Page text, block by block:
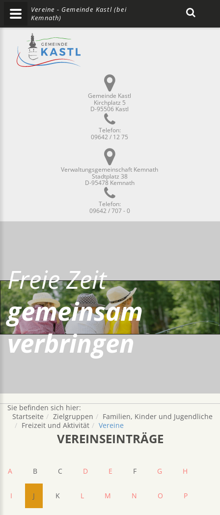
Gemeinde Kastl
Kirchplatz 5
D-95506 Kastl
Telefon:
09642 / 12 75
Verwaltungsgemeinschaft Kemnath
Stadtplatz 38
D-95478 Kemnath
Telefon:
09642 / 707 - 0
Freie Zeit
gemeinsam
verbringen
Sie befinden sich hier:
Startseite
Zielgruppen
Familien, Kinder und Jugendliche
Freizeit und Aktivität
Vereine
VEREINSEINTRÄGE
A B C D E F G H
I J K L M N O P
Vereine - Gemeinde Kastl (bei
Kemnath)